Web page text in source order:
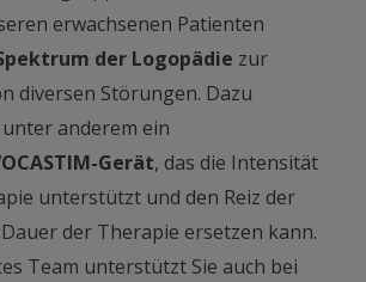
erwachsenen Patienten
der Logopädie zur
diversen Störungen. Dazu
anderem ein
Gerät, das die Intensität
unterstützt und den Reiz der
der Therapie ersetzen kann.
Team unterstützt Sie auch bei